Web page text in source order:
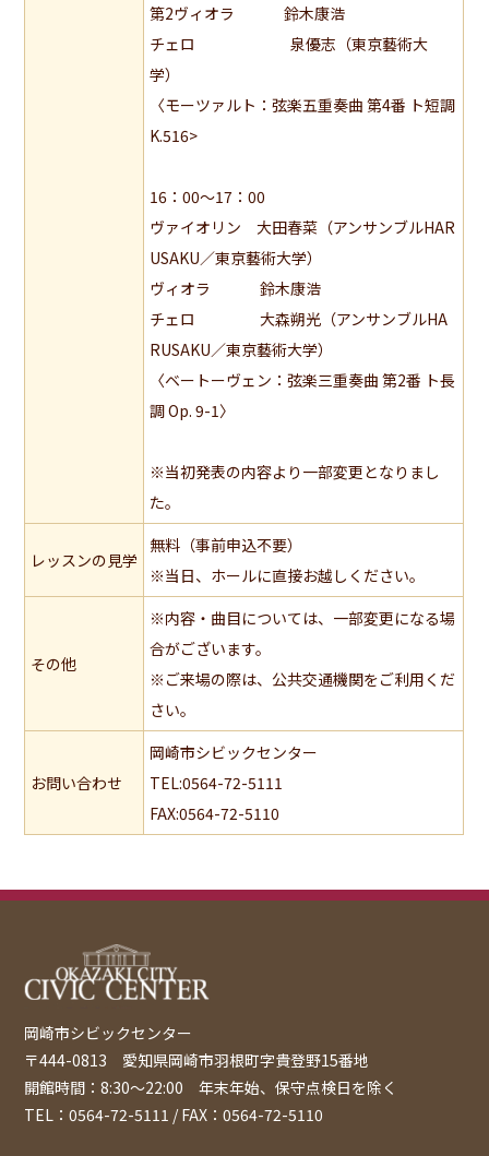
第2ヴィオラ 鈴木康浩
チェロ 泉優志（東京藝術大
学）
〈モーツァルト：弦楽五重奏曲 第4番 ト短調
K.516>
16：00～17：00
ヴァイオリン 大田春菜（アンサンブルHAR
USAKU／東京藝術大学）
ヴィオラ 鈴木康浩
チェロ 大森朔光（アンサンブルHA
RUSAKU／東京藝術大学）
〈ベートーヴェン：弦楽三重奏曲 第2番 ト長
調 Op. 9-1〉
※当初発表の内容より一部変更となりまし
た。
レッスンの見学
無料（事前申込不要）
※当日、ホールに直接お越しください。
その他
※内容・曲目については、一部変更になる場
合がございます。
※ご来場の際は、公共交通機関をご利用くだ
さい。
お問い合わせ
岡崎市シビックセンター
TEL:0564-72-5111
FAX:0564-72-5110
岡崎市シビックセンター
〒444-0813 愛知県岡崎市羽根町字貴登野15番地
開館時間：8:30〜22:00 年末年始、保守点検日を除く
TEL：0564-72-5111 / FAX：0564-72-5110